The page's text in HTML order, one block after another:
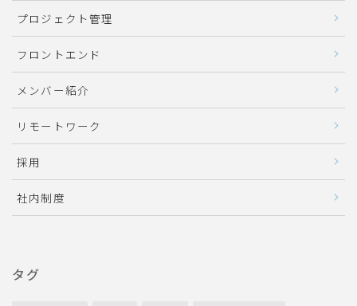
プロジェクト管理
フロントエンド
メンバー紹介
リモートワーク
採用
社内制度
タグ